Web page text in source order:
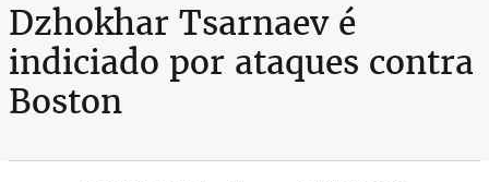
Dzhokhar Tsarnaev é
indiciado por ataques contra
Boston